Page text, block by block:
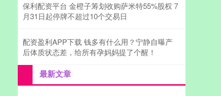
保利配资平台 金橙子筹划收购萨米特55%股权 7
月31日起停牌不超过10个交易日
配资盈利APP下载 钱多有什么用？宁静自曝产
后体质状态差，给所有孕妈妈提了个醒！
最新文章